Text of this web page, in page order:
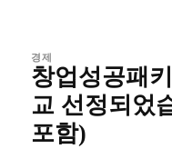
경제
창업성공패
교 선정되었
포함)